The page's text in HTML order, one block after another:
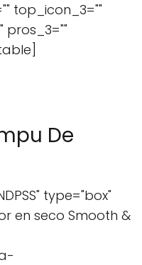
top_icon_3=""
pros_3=""
De
type="box"
en seco Smooth &